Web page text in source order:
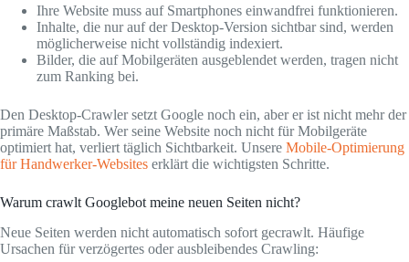
Ihre Website muss auf Smartphones einwandfrei funktionieren.
Inhalte, die nur auf der Desktop-Version sichtbar sind, werden
möglicherweise nicht vollständig indexiert.
Bilder, die auf Mobilgeräten ausgeblendet werden, tragen nicht
zum Ranking bei.
Den Desktop-Crawler setzt Google noch ein, aber er ist nicht mehr der
primäre Maßstab. Wer seine Website noch nicht für Mobilgeräte
optimiert hat, verliert täglich Sichtbarkeit. Unsere Mobile-Optimierung
für Handwerker-Websites erklärt die wichtigsten Schritte.
Warum crawlt Googlebot meine neuen Seiten nicht?
Neue Seiten werden nicht automatisch sofort gecrawlt. Häufige
Ursachen für verzögertes oder ausbleibendes Crawling: